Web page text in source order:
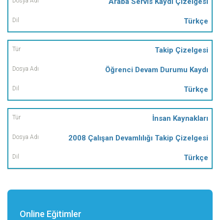
Türkçe
Takip Çizelgesi
Öğrenci Devam Durumu Kaydı
Türkçe
İnsan Kaynakları
2008 Çalışan Devamlılığı Takip Çizelgesi
Türkçe
Online Eğitimler